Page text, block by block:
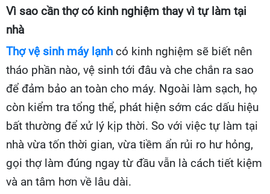
Vì sao cần thợ có kinh nghiệm thay vì tự làm tại
nhà
Thợ vệ sinh máy lạnh có kinh nghiệm sẽ biết nên
tháo phần nào, vệ sinh tới đâu và che chắn ra sao
để đảm bảo an toàn cho máy. Ngoài làm sạch, họ
còn kiểm tra tổng thể, phát hiện sớm các dấu hiệu
bất thường để xử lý kịp thời. So với việc tự làm tại
nhà vừa tốn thời gian, vừa tiềm ẩn rủi ro hư hỏng,
gọi thợ làm đúng ngay từ đầu vẫn là cách tiết kiệm
và an tâm hơn về lâu dài.